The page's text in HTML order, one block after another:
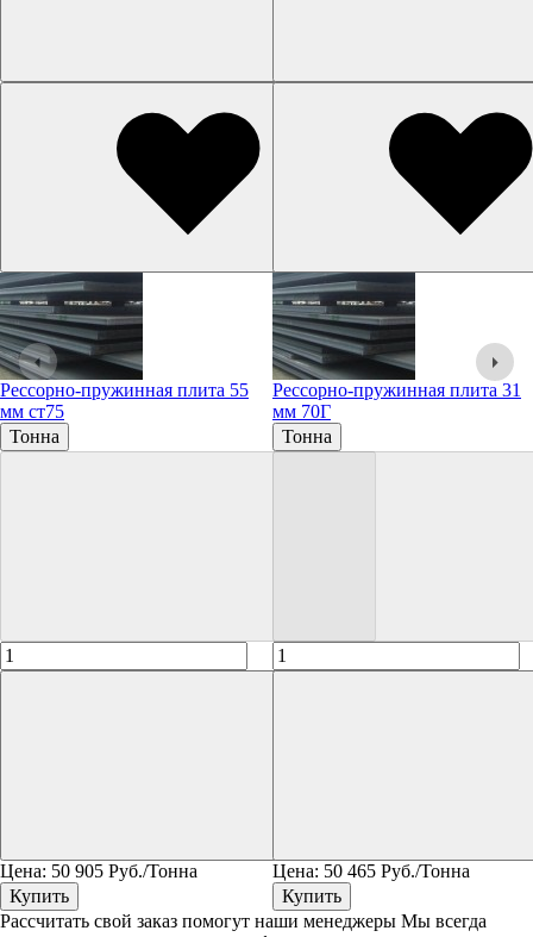
Рессорно-пружинная плита 55
мм ст75
Тонна
Цена: 50 905 Руб./Тонна
Купить
Рессорно-пружинная плита 31
мм 70Г
Тонна
Цена: 50 465 Руб./Тонна
Купить
Рассчитать свой заказ помогут наши менеджеры Мы всегда